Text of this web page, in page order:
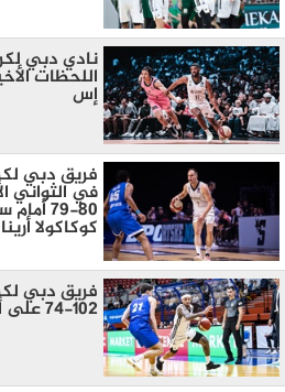
نادي دبي
اللحظات
إس
فريق دبي
في الثواني
80-79
كوكاكولا أرينا
فريق دبي
102-74 على أرض كرواتيا